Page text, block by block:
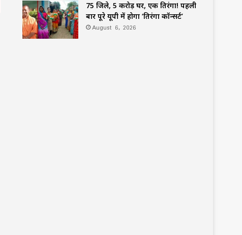
75 जिले, 5 करोड़ घर, एक तिरंगा! पहली
बार पूरे यूपी में होगा ‘तिरंगा कॉन्सर्ट’
August 6, 2026